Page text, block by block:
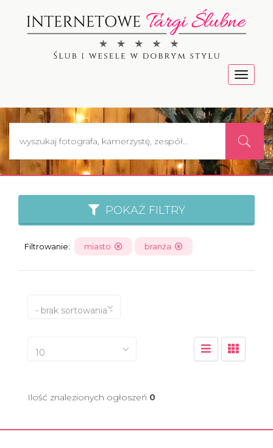
Menu
POKAŻ FILTRY
Filtrowanie: miasto branża
- brak sortowania -
10
Ilość znalezionych ogłoszeń 0